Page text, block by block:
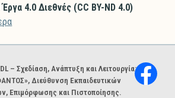
4.0 Διεθνές (CC BY-ND 4.0)
– Σχεδίαση, Ανάπτυξη και Λειτουργία:
Διεύθυνση Εκπαιδευτικών
Επιμόρφωσης και Πιστοποίησης.